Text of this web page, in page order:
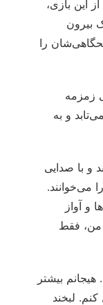
این بازی،
بیرون
را
زمزمه
و به
و با صدایی
می‌خوانند.
و آواز
من، فقط
بیشتر
لبخند